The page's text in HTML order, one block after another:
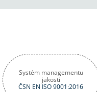
Systém managementu
jakosti
ČSN EN ISO 9001:2016